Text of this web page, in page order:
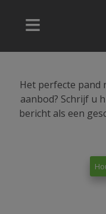
Het perfecte pand
aanbod? Schrijf u
bericht als een